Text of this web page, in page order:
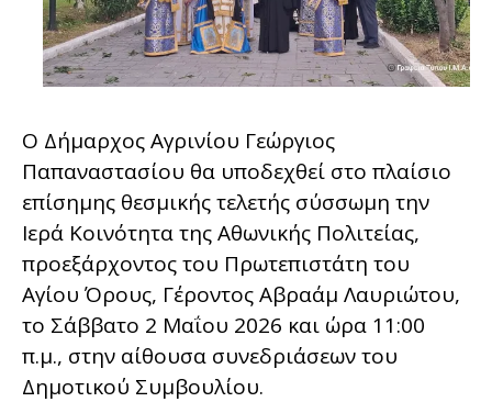
Ο Δήμαρχος Αγρινίου Γεώργιος
Παπαναστασίου θα υποδεχθεί στο πλαίσιο
επίσημης θεσμικής τελετής σύσσωμη την
Ιερά Κοινότητα της Αθωνικής Πολιτείας,
προεξάρχοντος του Πρωτεπιστάτη του
Αγίου Όρους, Γέροντος Αβραάμ Λαυριώτου,
το Σάββατο 2 Μαΐου 2026 και ώρα 11:00
π.μ., στην αίθουσα συνεδριάσεων του
Δημοτικού Συμβουλίου.